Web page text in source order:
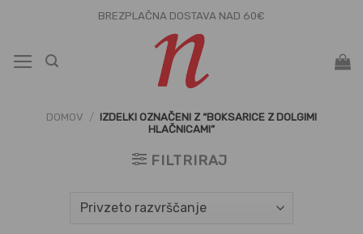
vsebino
BREZPLAČNA DOSTAVA NAD 60€
DOMOV / IZDELKI OZNAČENI Z “BOKSARICE Z DOLGIMI
HLAČNICAMI”
FILTRIRAJ